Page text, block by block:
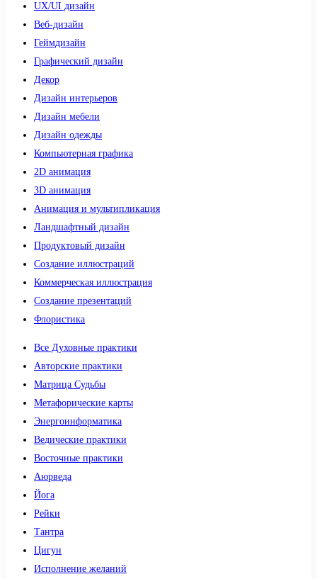
UX/UI дизайн
Веб-дизайн
Геймдизайн
Графический дизайн
Декор
Дизайн интерьеров
Дизайн мебели
Дизайн одежды
Компьютерная графика
2D анимация
3D анимация
Анимация и мультипликация
Ландшафтный дизайн
Продуктовый дизайн
Создание иллюстраций
Коммерческая иллюстрация
Создание презентаций
Флористика
Все Духовные практики
Авторские практики
Матрица Судьбы
Метафорические карты
Энергоинформатика
Ведические практики
Восточные практики
Аюрведа
Йога
Рейки
Тантра
Цигун
Исполнение желаний